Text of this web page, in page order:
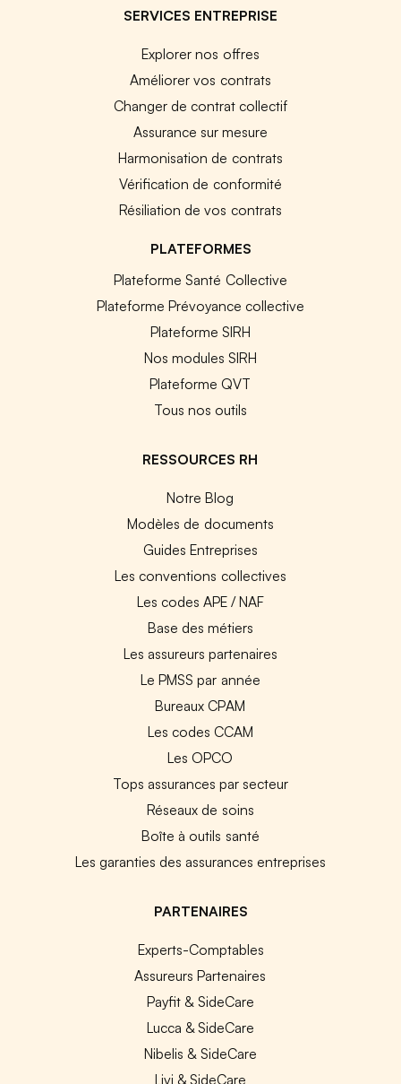
SERVICES ENTREPRISE
Explorer nos offres
Améliorer vos contrats
Changer de contrat collectif
Assurance sur mesure
Harmonisation de contrats
Vérification de conformité
Résiliation de vos contrats
PLATEFORMES
Plateforme Santé Collective
Plateforme Prévoyance collective
Plateforme SIRH
Nos modules SIRH
Plateforme QVT
Tous nos outils
RESSOURCES RH
Notre Blog
Modèles de documents
Guides Entreprises
Les conventions collectives
Les codes APE / NAF
Base des métiers
Les assureurs partenaires
Le PMSS par année
Bureaux CPAM
Les codes CCAM
Les OPCO
Tops assurances par secteur
Réseaux de soins
Boîte à outils santé
Les garanties des assurances entreprises
PARTENAIRES
Experts-Comptables
Assureurs Partenaires
Payfit & SideCare
Lucca & SideCare
Nibelis & SideCare
Livi & SideCare